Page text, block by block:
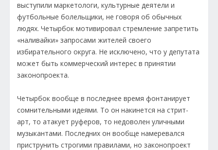
выступили маркетологи, культурные деятели и
футбольные болельщики, не говоря об обычных
людях. Четырбок мотивировал стремление запретить
«наливайки» запросами жителей своего
избирательного округа. Не исключено, что у депутата
может быть коммерческий интерес в принятии
законопроекта.
Четырбок вообще в последнее время фонтанирует
сомнительными идеями. То он накинется на стрит-
арт, то атакует руферов, то недоволен уличными
музыкантами. Последних он вообще намеревался
приструнить строгими правилами, но законопроект